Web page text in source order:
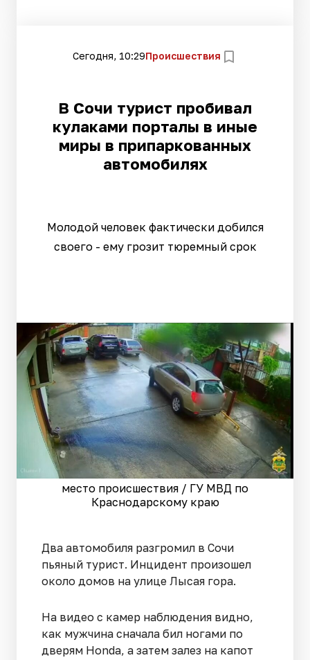
Сегодня, 10:29Происшествия
В Сочи турист пробивал
кулаками порталы в иные
миры в припаркованных
автомобилях
Молодой человек фактически добился
своего - ему грозит тюремный срок
место происшествия / ГУ МВД по
Краснодарскому краю
Два автомобиля разгромил в Сочи
пьяный турист. Инцидент произошел
около домов на улице Лысая гора.
На видео с камер наблюдения видно,
как мужчина сначала бил ногами по
дверям Honda, а затем залез на капот